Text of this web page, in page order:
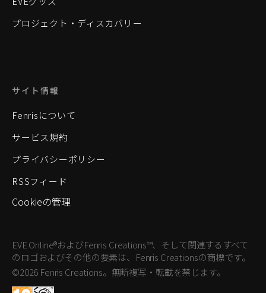
プロジェクト・ディスカバリー
サイト情報
Fenrisについて
サービス規約
プライバシーポリシー
RSSフィード
Cookieの管理
EVE Online®およびFenris Creations™、そして関連するすべて
のロゴおよびその他の要素は、Fenris Creationsの商標です。
©2026 Fenris Creations。無断複写・転載を禁じます。